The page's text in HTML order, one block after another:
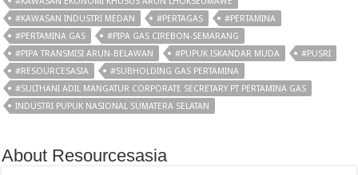
#KAWASAN INDUSTRI MEDAN
#PERTAGAS
#PERTAMINA
#PERTAMINA GAS
#PIPA GAS CIREBON-SEMARANG
#PIPA TRANSMISI ARUN-BELAWAN
#PUPUK ISKANDAR MUDA
#PUSRI
#RESOURCESASIA
#SUBHOLDING GAS PERTAMINA
#SULTHANI ADIL MANGATUR CORPORATE SECRETARY PT PERTAMINA GAS
INDUSTRI PUPUK NASIONAL SUMATERA SELATAN
About Resourcesasia